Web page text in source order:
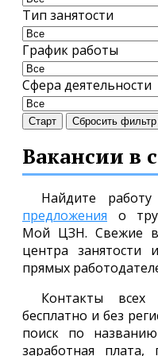
Тип занятости
График работы
Сфера деятельности
Старт Сбросить фильтр
Вакансии в
Найдите
предложения о
Мой ЦЗН. Свежие
центра занятости
прямых
Контакты всех
бесплатно и без
поиск по
заработная плата,